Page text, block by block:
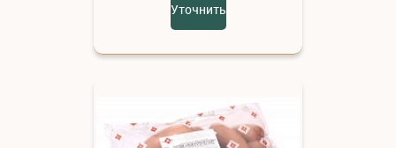
Уточнить